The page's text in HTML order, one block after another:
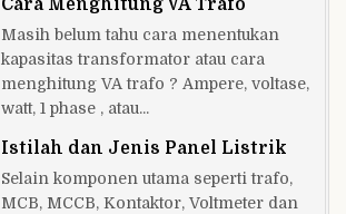
Cara Menghitung VA Trafo
Masih belum tahu cara menentukan
kapasitas transformator atau cara
menghitung VA trafo ? Ampere, voltase,
watt, 1 phase , atau...
Istilah dan Jenis Panel Listrik
Selain komponen utama seperti trafo,
MCB, MCCB, Kontaktor, Voltmeter dan